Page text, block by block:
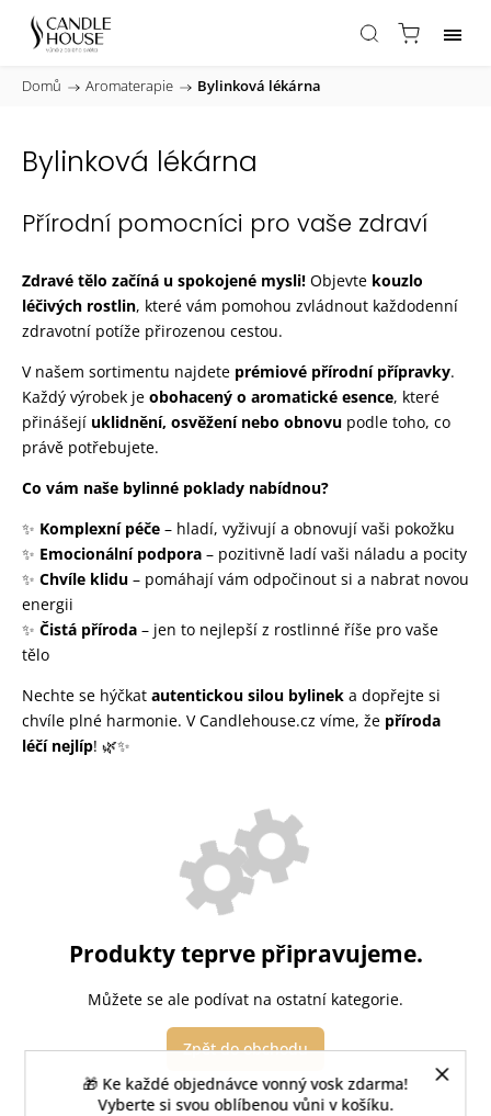
🎁 Ke každé objednávce vonný vosk zdarma!
Vyberte si svou oblíbenou vůni v košíku.
Domů / Aromaterapie / Bylinková lékárna
Bylinková lékárna
Přírodní pomocníci pro vaše zdraví
Zdravé tělo začíná u spokojené mysli! Objevte kouzlo
léčivých rostlin, které vám pomohou zvládnout každodenní
zdravotní potíže přirozenou cestou.
V našem sortimentu najdete prémiové přírodní přípravky.
Každý výrobek je obohacený o aromatické esence, které
přinášejí uklidnění, osvěžení nebo obnovu podle toho, co
právě potřebujete.
Co vám naše bylinné poklady nabídnou?
✨ Komplexní péče – hladí, vyživují a obnovují vaši pokožku
✨ Emocionální podpora – pozitivně ladí vaši náladu a pocity
✨ Chvíle klidu – pomáhají vám odpočinout si a nabrat novou
energii
✨ Čistá příroda – jen to nejlepší z rostlinné říše pro vaše
tělo
Nechte se hýčkat autentickou silou bylinek a dopřejte si
chvíle plné harmonie. V Candlehouse.cz víme, že příroda
léčí nejlíp! 🌿✨
Produkty teprve připravujeme.
Můžete se ale podívat na ostatní kategorie.
Zpět do obchodu